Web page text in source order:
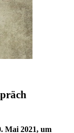
Mai 2021, um